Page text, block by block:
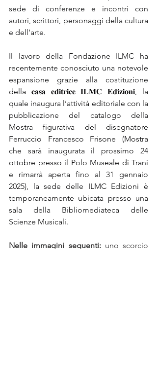
sede di conferenze e incontri con
autori, scrittori, personaggi della cultura
e dell’arte.
Il lavoro della Fondazione ILMC ha
recentemente conosciuto una notevole
espansione grazie alla costituzione
della 𝐜𝐚𝐬𝐚 𝐞𝐝𝐢𝐭𝐫𝐢𝐜𝐞 𝐈𝐋𝐌𝐂 𝐄𝐝𝐢𝐳𝐢𝐨𝐧𝐢, la
quale inaugura l’attività editoriale con la
pubblicazione del catalogo della
Mostra figurativa del disegnatore
Ferruccio Francesco Frisone (Mostra
che sarà inaugurata il prossimo 24
ottobre presso il Polo Museale di Trani
e rimarrà aperta fino al 31 gennaio
2025), la sede delle ILMC Edizioni è
temporaneamente ubicata presso una
sala della Bibliomediateca delle
Scienze Musicali.
Nelle immagini seguenti: uno scorcio